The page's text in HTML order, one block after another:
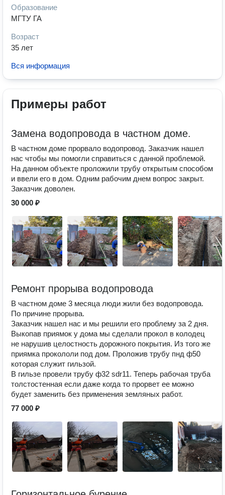
Образование
МГТУ ГА
Возраст
35 лет
Вся информация
Примеры работ
Замена водопровода в частном доме.
В частном доме прорвало водопровод. Заказчик нашел
нас чтобы мы помогли справиться с данной проблемой.
На данном объекте проложили трубу открытым способом
и ввели его в дом. Одним рабочим днем вопрос закрыт.
Заказчик доволен.
30 000 ₽
Ремонт прорыва водопровода
В частном доме 3 месяца люди жили без водопровода.
По причине прорыва.
Заказчик нашел нас и мы решили его проблему за 2 дня.
Выкопав приямок у дома мы сделали прокол в колодец
не нарушив целостность дорожного покрытия. Из того же
приямка прокололи под дом. Проложив трубу пнд ф50
которая служит гильзой.
В гильзе провели трубу ф32 sdr11. Теперь рабочая труба
толстостенная если даже когда то прорвет ее можно
будет заменить без применения земляных работ.
77 000 ₽